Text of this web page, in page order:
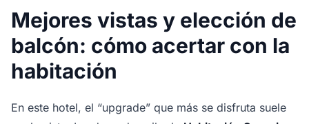
Mejores vistas y elección de
balcón: cómo acertar con la
habitación
En este hotel, el “upgrade” que más se disfruta suele